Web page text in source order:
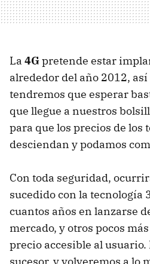
La 4Gpretende estar
alrededor del año 2012,
tendremos que esperar
que llegue a nuestros
para que los precios de los
desciendan y podamos
Con toda seguridad,
sucedido con la tecnología
cuantos años en lanzarse
mercado, y otros pocos
precio accesible al